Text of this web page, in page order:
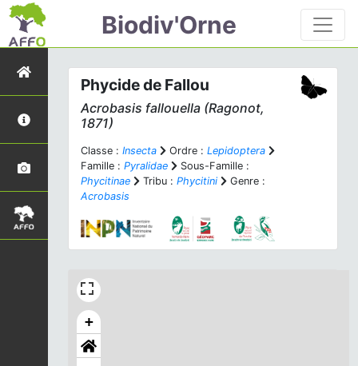
Biodiv'Orne
Phycide de Fallou
Acrobasis fallouella (Ragonot,
1871)
Classe : Insecta Ordre : Lepidoptera
Famille : Pyralidae
Sous-Famille :
Phycitinae
Tribu : Phycitini
Genre :
Acrobasis
+